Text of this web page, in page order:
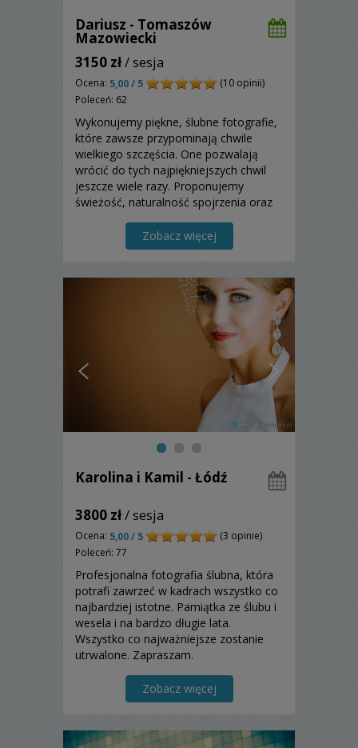
Dariusz - Tomaszów
Mazowiecki
3150 zł/ sesja
Ocena: 5,00 / 5
(10 opinii)
Poleceń: 62
Wykonujemy piękne, ślubne fotografie,
które zawsze przypominają chwile
wielkiego szczęścia. One pozwalają
wrócić do tych najpiękniejszych chwil
jeszcze wiele razy. Proponujemy
świeżość, naturalność spojrzenia oraz
indywidualnie do każdego zlecenia.
Zapraszamy do kontaktu.
Zobacz więcej
Karolina i Kamil - Łódź
3800 zł/ sesja
Ocena: 5,00 / 5
(3 opinie)
Poleceń: 77
Profesjonalna fotografia ślubna, która
potrafi zawrzeć w kadrach wszystko co
najbardziej istotne. Pamiątka ze ślubu i
wesela i na bardzo długie lata.
Wszystko co najważniejsze zostanie
utrwalone. Zapraszam.
Zobacz więcej